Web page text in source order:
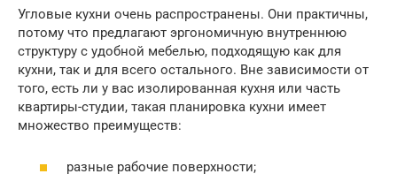
Угловые кухни очень распространены. Они практичны,
потому что предлагают эргономичную внутреннюю
структуру с удобной мебелью, подходящую как для
кухни, так и для всего остального. Вне зависимости от
того, есть ли у вас изолированная кухня или часть
квартиры-студии, такая планировка кухни имеет
множество преимуществ:
разные рабочие поверхности;